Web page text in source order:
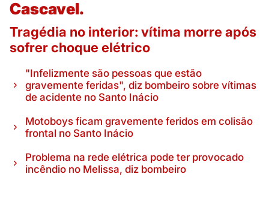
Cascavel.
Tragédia no interior: vítima morre após
sofrer choque elétrico
"Infelizmente são pessoas que estão
gravemente feridas", diz bombeiro sobre vítimas
de acidente no Santo Inácio
Motoboys ficam gravemente feridos em colisão
frontal no Santo Inácio
Problema na rede elétrica pode ter provocado
incêndio no Melissa, diz bombeiro